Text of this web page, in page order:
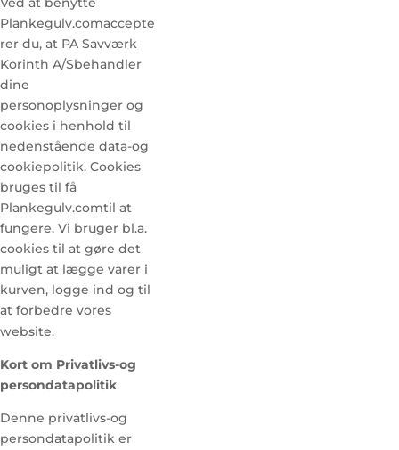
Plankegulv.comaccepte
rer du, at PA Savværk
Korinth A/Sbehandler
dine
personoplysninger og
cookies i henhold til
nedenstående data-og
cookiepolitik. Cookies
bruges til få
Plankegulv.comtil at
fungere. Vi bruger bl.a.
cookies til at gøre det
muligt at lægge varer i
kurven, logge ind og til
at forbedre vores
website.
Kort om Privatlivs-og
persondatapolitik
Denne privatlivs-og
persondatapolitik er